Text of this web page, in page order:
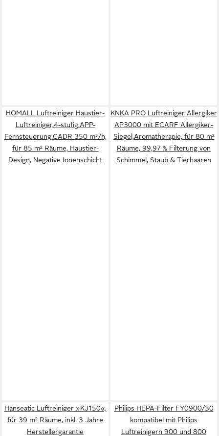
HOMALL Luftreiniger Haustier-
Luftreiniger,4-stufig,APP-
Fernsteuerung,CADR 350 m³/h,
für 85 m² Räume, Haustier-
Design, Negative Ionenschicht
KNKA PRO Luftreiniger Allergiker
AP3000 mit ECARF Allergiker-
Siegel,Aromatherapie, für 80 m²
Räume, 99,97 % Filterung von
Schimmel, Staub & Tierhaaren
Hanseatic Luftreiniger »KJ150«,
für 39 m² Räume, inkl. 3 Jahre
Herstellergarantie
Philips HEPA-Filter FY0900/30
kompatibel mit Philips
Luftreinigern 900 und 800